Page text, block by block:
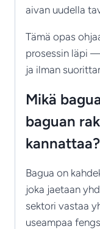
aivan uudella
Tämä opas
prosessin läpi
ja ilman
Mikä
baguan
kannattaa?
Bagua on
joka jaetaan
sektori vastaa
useampaa